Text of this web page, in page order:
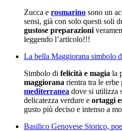
Zucca e rosmarino sono un
sensi, già con solo questi soli
gustose preparazioni
leggendo l’articolo!!!
La bella Maggiorana simbolo
Simbolo di felicità e magia la
maggiorana rientra tra le
mediterranea dove si utilizza
delicatezza verdure e ortaggi
gusto più deciso e intenso a
Basilico Genovese Storico,